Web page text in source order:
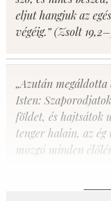
eljut hangjuk az
végéig.” (Zsolt
„Azután
Isten:
földet, és hajtsátok
tenger halain, az
mozgó minden